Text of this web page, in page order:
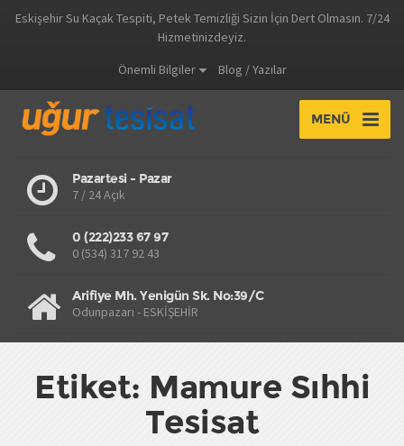
Eskişehir Su Kaçak Tespiti, Petek Temizliği Sizin İçin Dert Olmasın. 7/24
Hizmetinizdeyiz.
Önemli Bilgiler
Blog / Yazılar
MENÜ
Pazartesi - Pazar
7 / 24 Açık
0 (222)233 67 97
0 (534) 317 92 43
Arifiye Mh. Yenigün Sk. No:39/C
Odunpazarı - ESKİŞEHİR
Etiket: Mamure Sıhhi
Tesisat